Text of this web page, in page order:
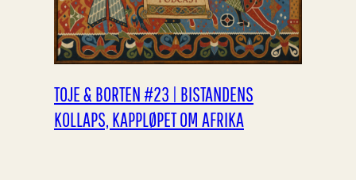
TOJE & BORTEN #23 | BISTANDENS
KOLLAPS, KAPPLØPET OM AFRIKA